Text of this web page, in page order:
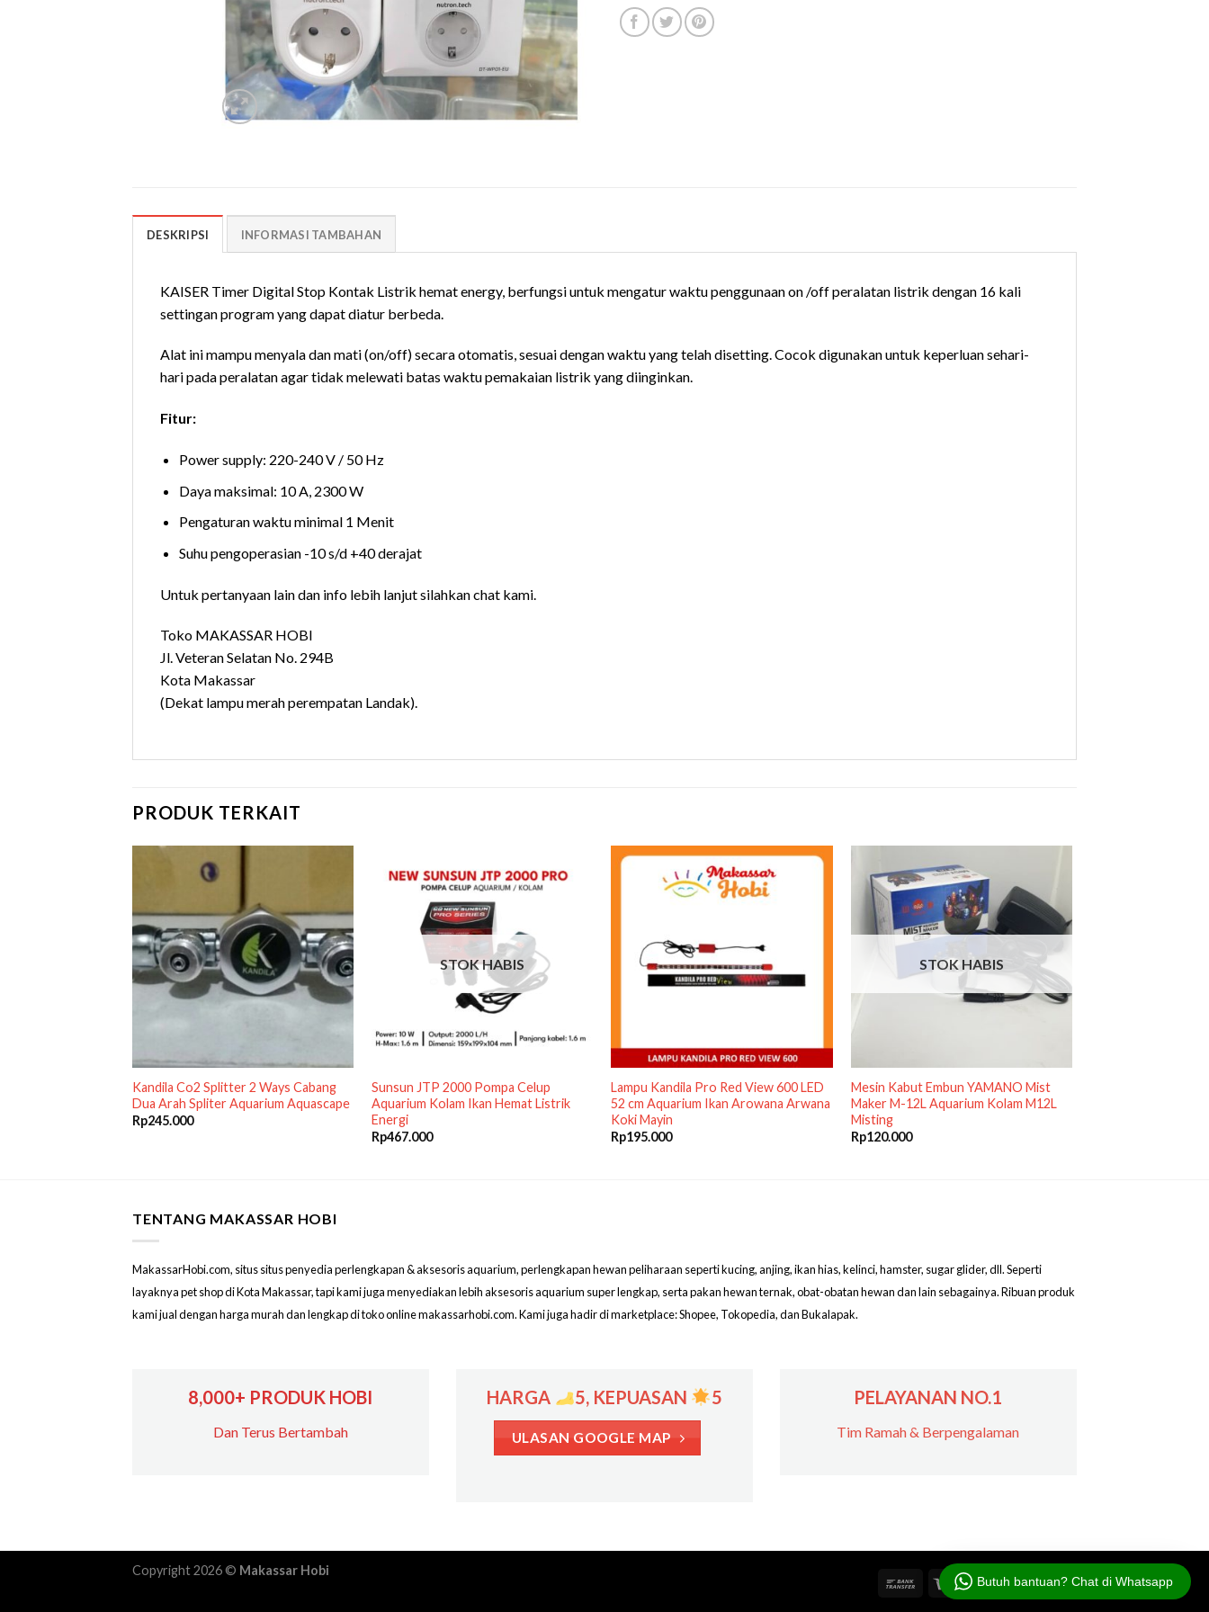
DESKRIPSI INFORMASI TAMBAHAN
KAISER Timer Digital Stop Kontak Listrik hemat energy, berfungsi untuk mengatur waktu penggunaan on /off peralatan listrik dengan 16 kali
settingan program yang dapat diatur berbeda.
Alat ini mampu menyala dan mati (on/off) secara otomatis, sesuai dengan waktu yang telah disetting. Cocok digunakan untuk keperluan sehari-
hari pada peralatan agar tidak melewati batas waktu pemakaian listrik yang diinginkan.
Fitur:
Power supply: 220-240 V / 50 Hz
Daya maksimal: 10 A, 2300 W
Pengaturan waktu minimal 1 Menit
Suhu pengoperasian -10 s/d +40 derajat
Untuk pertanyaan lain dan info lebih lanjut silahkan chat kami.
Toko MAKASSAR HOBI
Jl. Veteran Selatan No. 294B
Kota Makassar
(Dekat lampu merah perempatan Landak).
PRODUK TERKAIT
Kandila Co2 Splitter 2 Ways Cabang
Dua Arah Spliter Aquarium Aquascape
Rp245.000
STOK HABIS
Sunsun JTP 2000 Pompa Celup
Aquarium Kolam Ikan Hemat Listrik
Energi
Rp467.000
Lampu Kandila Pro Red View 600 LED
52 cm Aquarium Ikan Arowana Arwana
Koki Mayin
Rp195.000
STOK HABIS
Mesin Kabut Embun YAMANO Mist
Maker M-12L Aquarium Kolam M12L
Misting
Rp120.000
TENTANG MAKASSAR HOBI
MakassarHobi.com, situs situs penyedia perlengkapan & aksesoris aquarium, perlengkapan hewan peliharaan seperti kucing, anjing, ikan hias, kelinci, hamster, sugar glider, dll. Seperti
layaknya pet shop di Kota Makassar, tapi kami juga menyediakan lebih aksesoris aquarium super lengkap, serta pakan hewan ternak, obat-obatan hewan dan lain sebagainya. Ribuan produk
kami jual dengan harga murah dan lengkap di toko online makassarhobi.com. Kami juga hadir di marketplace: Shopee, Tokopedia, dan Bukalapak.
8,000+ PRODUK HOBI
Dan Terus Bertambah
HARGA 5, KEPUASAN 5
ULASAN GOOGLE MAP
PELAYANAN NO.1
Tim Ramah & Berpengalaman
Copyright 2026 © Makassar Hobi
Butuh bantuan? Chat di Whatsapp